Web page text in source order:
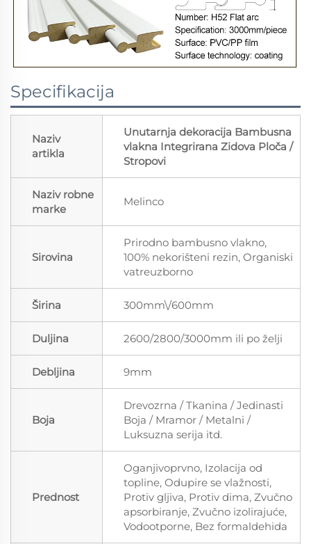
Specifikacija
Naziv
artikla
Unutarnja dekoracija Bambusna
vlakna Integrirana Zidova Ploča /
Stropovi
Naziv robne
marke
Melinco
Sirovina
Prirodno bambusno vlakno,
100% nekorišteni rezin, Organiski
vatreuzborno
Širina 300mm\/600mm
Duljina 2600/2800/3000mm ili po želji
Debljina 9mm
Boja
Drevozrna / Tkanina / Jedinasti
Boja / Mramor / Metalni /
Luksuzna serija itd.
Prednost
Oganjivoprvno, Izolacija od
topline, Odupire se vlažnosti,
Protiv gljiva, Protiv dima, Zvučno
apsorbiranje, Zvučno izolirajuće,
Vodootporne, Bez formaldehida